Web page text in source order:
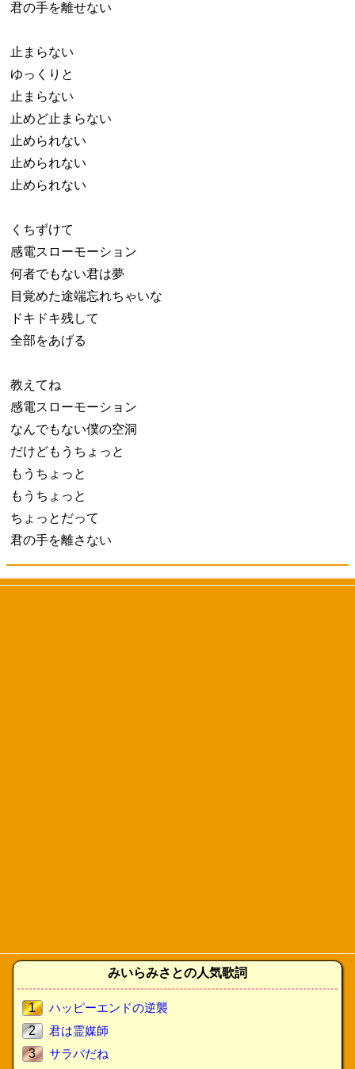
君の手を離せない
止まらない
ゆっくりと
止まらない
止めど止まらない
止められない
止められない
止められない
くちずけて
感電スローモーション
何者でもない君は夢
目覚めた途端忘れちゃいな
ドキドキ残して
全部をあげる
教えてね
感電スローモーション
なんでもない僕の空洞
だけどもうちょっと
もうちょっと
もうちょっと
ちょっとだって
君の手を離さない
みいらみさとの人気歌詞
1
ハッピーエンドの逆襲
2
君は霊媒師
3
サラバだね